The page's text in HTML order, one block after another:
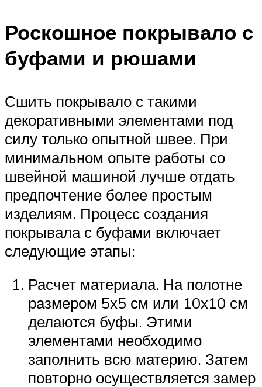
Роскошное покрывало с
буфами и рюшами
Сшить покрывало с такими
декоративными элементами под
силу только опытной швее. При
минимальном опыте работы со
швейной машиной лучше отдать
предпочтение более простым
изделиям. Процесс создания
покрывала с буфами включает
следующие этапы:
Расчет материала. На полотне
размером 5х5 см или 10х10 см
делаются буфы. Этими
элементами необходимо
заполнить всю материю. Затем
повторно осуществляется замер